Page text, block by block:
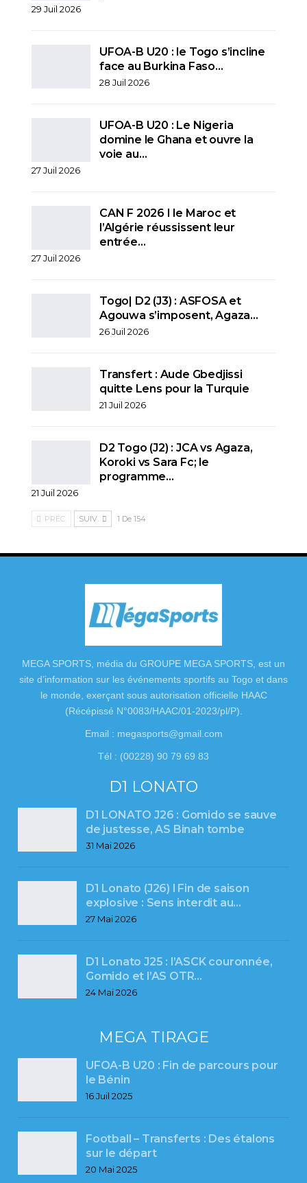
29 Juil 2026
UFOA-B U20 : le Togo s’incline
face au Burkina Faso…
28 Juil 2026
UFOA-B U20 : Le Nigeria
domine le Ghana et ouvre la
voie au…
27 Juil 2026
CAN F 2026 I le Maroc et
l’Algérie réussissent leur
entrée…
27 Juil 2026
Togo| D2 (J3) : ASFOSA et
Agouwa s’imposent, Agaza…
26 Juil 2026
Transfert : Aude Gbedjissi
quitte Lens pour la Turquie
21 Juil 2026
D2 Togo (J2) : JCA vs Agaza,
Koroki vs Sara Fc; le
programme…
21 Juil 2026
PRÉC. SUIV. 1 De 154
MEGA SPORTS, média du GROUPE MEGA SPORTS, est un
site d’information sur les événements sportifs au Togo et dans
le monde, exerçant sous autorisation officielle HAAC
(Récépissé N°0083/HAAC/01-2023/pl/P).
Email : megasports@gmail.com
Tél : (00228) 90 79 69 83
D1 LONATO
D1 LONATO J26 : Gomido se sauve
de justesse, AS Binah tombe
31 Mai 2026
D1 Lonato (J26) l Fin de saison
explosive : Sens interdit au…
27 Mai 2026
D1 Lonato J25 : l’ASCK couronnée,
Gomido et l’AS OTR…
24 Mai 2026
MEGA TIRAGE
UFOA-B U20 : Fin de parcours pour
le Bénin
16 Juil 2025
Football – Transferts : Des étalons
sur le départ
20 Mai 2025